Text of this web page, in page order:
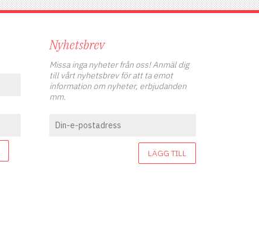
Nyhetsbrev
Missa inga nyheter från oss! Anmäl dig
till vårt nyhetsbrev för att ta emot
information om nyheter, erbjudanden
mm.
LÄGG TILL